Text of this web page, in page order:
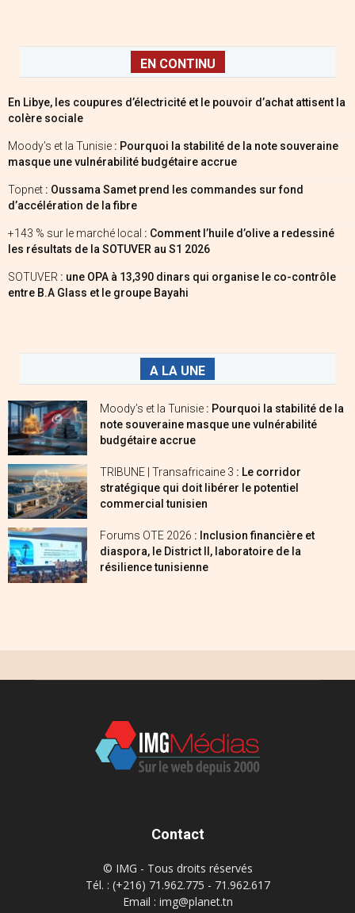
EN CONTINU
En Libye, les coupures d’électricité et le pouvoir d’achat attisent la
colère sociale
Moody’s et la Tunisie : Pourquoi la stabilité de la note souveraine
masque une vulnérabilité budgétaire accrue
Topnet : Oussama Samet prend les commandes sur fond
d’accélération de la fibre
+143 % sur le marché local : Comment l’huile d’olive a redessiné
les résultats de la SOTUVER au S1 2026
SOTUVER : une OPA à 13,390 dinars qui organise le co-contrôle
entre B.A Glass et le groupe Bayahi
A LA UNE
Moody’s et la Tunisie : Pourquoi la stabilité de la
note souveraine masque une vulnérabilité
budgétaire accrue
TRIBUNE | Transafricaine 3 : Le corridor
stratégique qui doit libérer le potentiel
commercial tunisien
Forums OTE 2026 : Inclusion financière et
diaspora, le District II, laboratoire de la
résilience tunisienne
Contact
© IMG - Tous droits réservés
Tél. : (+216) 71.962.775 - 71.962.617
Email : img@planet.tn